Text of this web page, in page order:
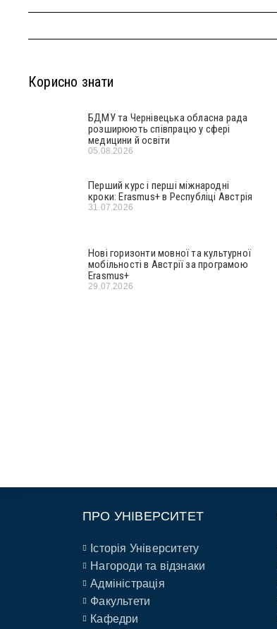
Корисно знати
БДМУ та Чернівецька обласна рада
розширюють співпрацю у сфері
медицини й освіти
05.08.2026
Перший курс і перші міжнародні
кроки: Erasmus+ в Республіці Австрія
31.07.2026
Нові горизонти мовної та культурної
мобільності в Австрії за програмою
Erasmus+
29.07.2026
ПРО УНІВЕРСИТЕТ
Історія Університету
Нагороди та відзнаки
Адміністрація
Факультети
Кафедри